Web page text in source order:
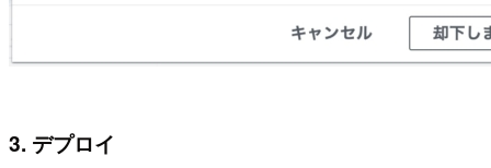
3. デプロイ